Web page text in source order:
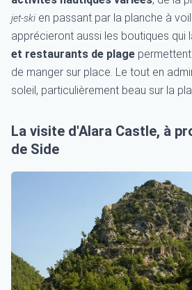
jet-ski en passant par la planche à
apprécieront aussi les boutiques qui
et restaurants de plage
de manger sur place. Le tout en
soleil, particulièrement beau sur la
La visite d'Alara Castle, à
de Side